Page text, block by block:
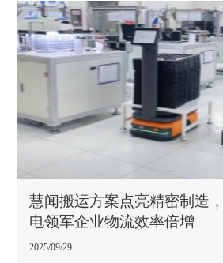
慧闻搬运方案点亮精密制造
电领军企业物流效率倍增
2025/09/29